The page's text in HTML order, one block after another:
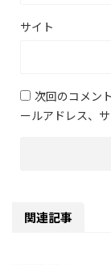
サイト
次回のコメン
ールアドレス、
関連記事